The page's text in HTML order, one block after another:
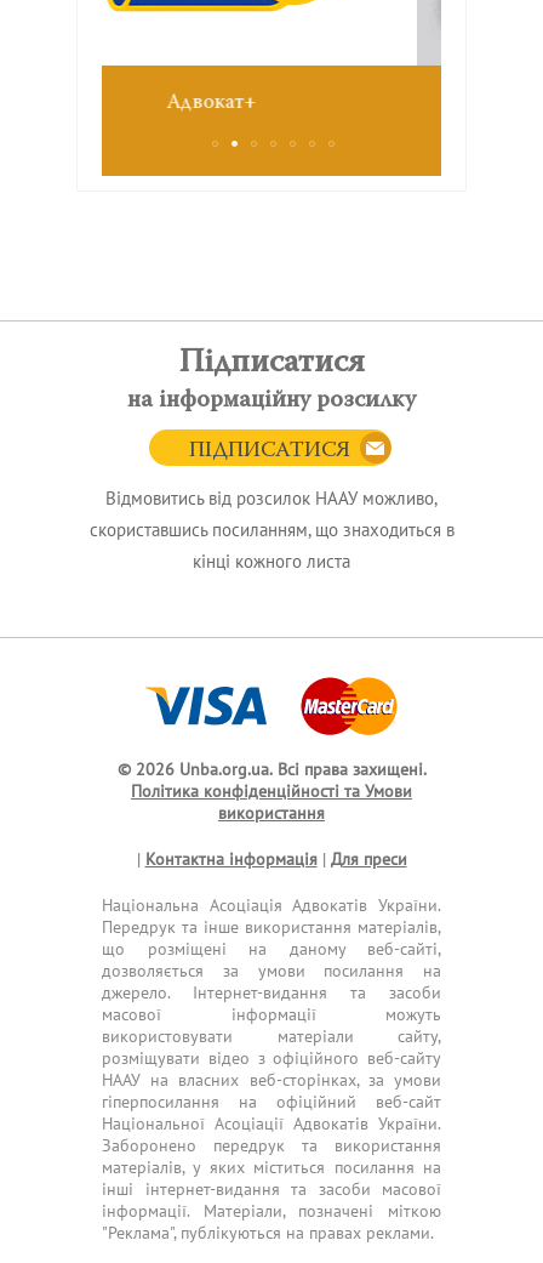
№6 червень 2026
Підписатися
на інформаційну розсилку
ПІДПИСАТИСЯ
Відмовитись від розсилок НААУ можливо,
скориставшись посиланням, що знаходиться в
кінці кожного листа
© 2026 Unba.org.ua. Всі права захищені.
Політика конфіденційності та Умови
використання
| Контактна інформація| Для преси
Національна Асоціація Адвокатів України.
Передрук та інше використання матеріалів,
що розміщені на даному веб-сайті,
дозволяється за умови посилання на
джерело. Інтернет-видання та засоби
масової інформації можуть
використовувати матеріали сайту,
розміщувати відео з офіційного веб-сайту
НААУ на власних веб-сторінках, за умови
гіперпосилання на офіційний веб-сайт
Національної Асоціації Адвокатів України.
Заборонено передрук та використання
матеріалів, у яких міститься посилання на
інші інтернет-видання та засоби масової
інформації. Матеріали, позначені міткою
"Реклама", публікуються на правах реклами.